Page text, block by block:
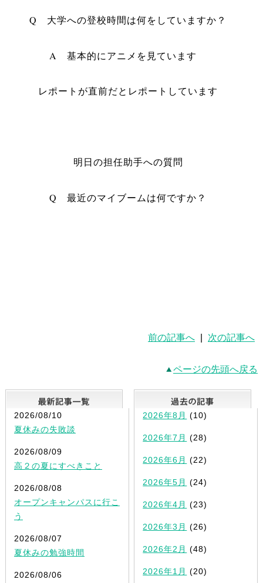
Q 大学への登校時間は何をしていますか？
A 基本的にアニメを見ています
レポートが直前だとレポートしています
明日の担任助手への質問
Q 最近のマイブームは何ですか？
前の記事へ 次の記事へ
ページの先頭へ戻る
最新記事一覧
2026/08/10
夏休みの失敗談
2026/08/09
高２の夏にすべきこと
2026/08/08
オープンキャンパスに行こ
う
2026/08/07
夏休みの勉強時間
2026/08/06
2026年8月 (10)
2026年7月 (28)
2026年6月 (22)
2026年5月 (24)
2026年4月 (23)
2026年3月 (26)
2026年2月 (48)
2026年1月 (20)